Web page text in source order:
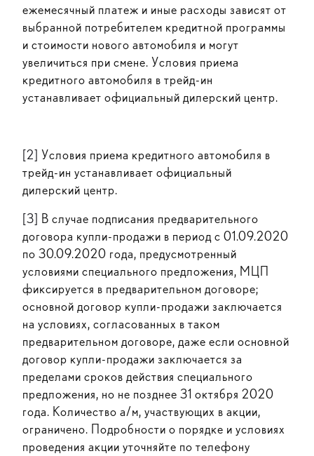
ежемесячный платеж и иные расходы зависят от
выбранной потребителем кредитной программы
и стоимости нового автомобиля и могут
увеличиться при смене. Условия приема
кредитного автомобиля в трейд-ин
устанавливает официальный дилерский центр.
[2] Условия приема кредитного автомобиля в
трейд-ин устанавливает официальный
дилерский центр.
[3] В случае подписания предварительного
договора купли-продажи в период с 01.09.2020
по 30.09.2020 года, предусмотренный
условиями специального предложения, МЦП
фиксируется в предварительном договоре;
основной договор купли-продажи заключается
на условиях, согласованных в таком
предварительном договоре, даже если основной
договор купли-продажи заключается за
пределами сроков действия специального
предложения, но не позднее 31 октября 2020
года. Количество а/м, участвующих в акции,
ограничено. Подробности о порядке и условиях
проведения акции уточняйте по телефону